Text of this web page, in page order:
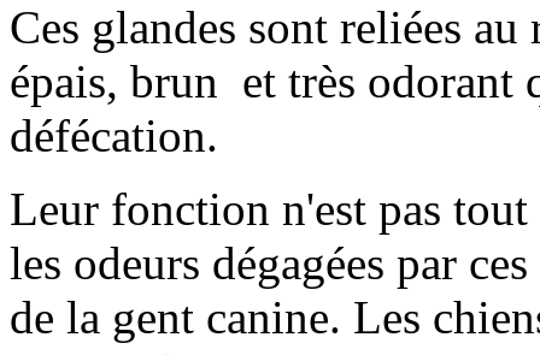
Ces glandes sont reliées
épais, brun et très odorant
défécation.
Leur fonction n'est pas
les odeurs dégagées par
de la gent canine. Les